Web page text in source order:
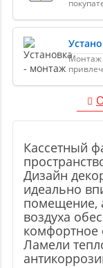
Монтаж
Кассетный
Дизайн
идеально
помещение,
воздуха
комфортное
Ламели